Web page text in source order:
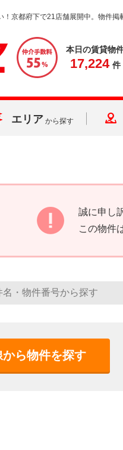
京都府下で21店舗展開中。物件掲
本日の賃貸物
17,224 件
エリア から探す
誠に申し
この物件
から物件を探す